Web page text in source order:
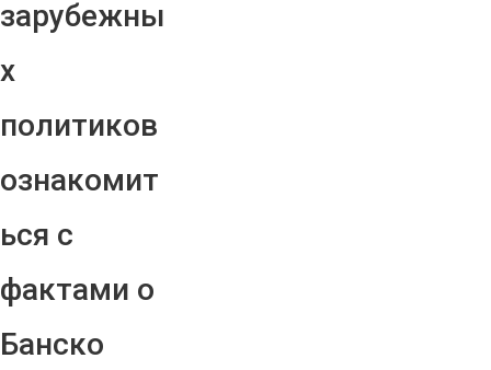
зарубежны
х
политиков
ознакомит
ься с
фактами о
Банско